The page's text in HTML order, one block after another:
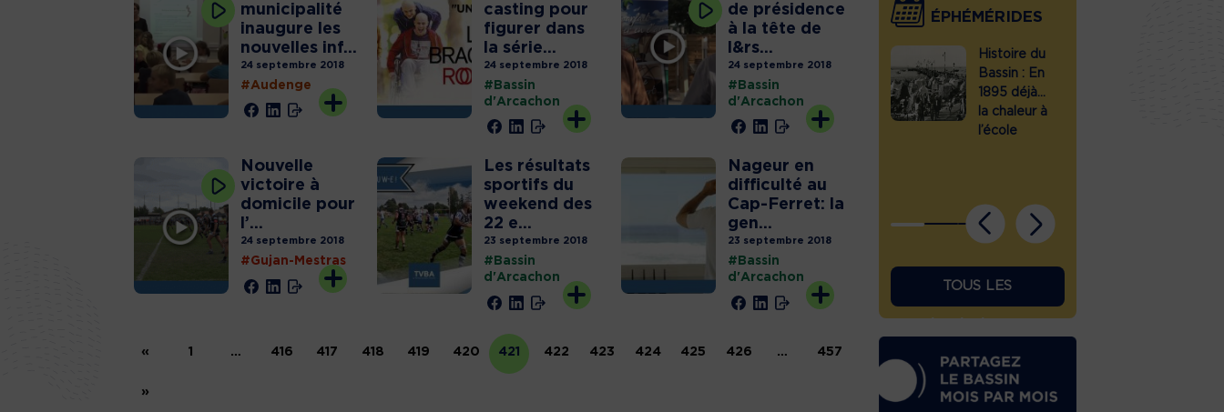
municipalité
inaugure les
nouvelles inf...
24 septembre 2018
#Audenge
casting pour
figurer dans
la série...
24 septembre 2018
#Bassin
d'Arcachon
de présidence
à la tête de
l&rs...
24 septembre 2018
#Bassin
d'Arcachon
Nouvelle
victoire à
domicile pour
l’...
24 septembre 2018
#Gujan-Mestras
Les résultats
sportifs du
weekend des
22 e...
23 septembre 2018
#Bassin
d'Arcachon
Nageur en
difficulté au
Cap-Ferret: la
gen...
23 septembre 2018
#Bassin
d'Arcachon
« 1 … 416 417 418 419 420 421 422 423 424 425 426 … 457
»
ÉPHÉMÉRIDES
l’aquarium
d’Arcachon
portes
Histoire du
Bassin : En
1895 déjà…
la chaleur à
l’école
TOUS LES